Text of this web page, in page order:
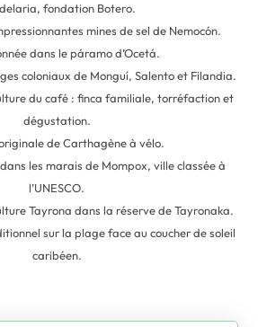
fondation Botero.
mines de sel de Nemocón.
dans le páramo d’Ocetá.
coloniaux de Monguí, Salento et Filandia.
du café : finca familiale, torréfaction et
dégustation.
de Carthagène à vélo.
les marais de Mompox, ville classée à
l’UNESCO.
Tayrona dans la réserve de Tayronaka.
sur la plage face au coucher de soleil
caribéen.